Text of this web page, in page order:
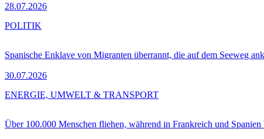
28.07.2026
Spanische Enklave von Migranten überrannt, die auf dem Seeweg
30.07.2026
POLITIK
Über 100.000 Menschen fliehen, während in Frankreich und Spanien
ENERGIE, UMWELT & TRANSPORT